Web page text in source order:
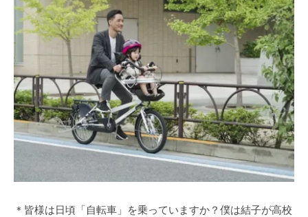
＊皆様は日頃「自転車」を乗っていますか？僕は結子が高校